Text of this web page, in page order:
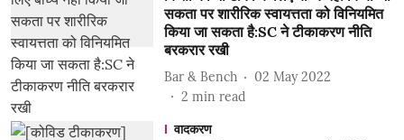
सकता पर शारीरिक स्वायत्तता को विनियमित
किया जा सकता है:SC ने टीकाकरण नीति
बरकरार रखी
Bar & Bench
02 May 2022
2 min read
वादकरण